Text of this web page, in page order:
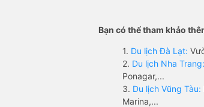
Bạn có thể tham khảo
1. Du lịch Đà Lạt:
2. Du lịch Nha Trang:
Ponagar,...
3. Du lịch Vũng Tàu:
Marina,...